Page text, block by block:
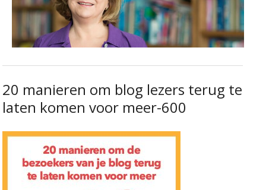
20 manieren om blog lezers terug te
laten komen voor meer-600